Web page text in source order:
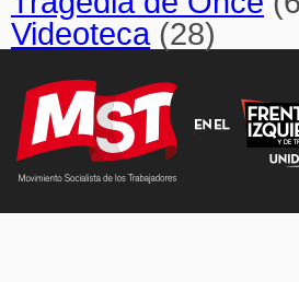
Videoteca(28)